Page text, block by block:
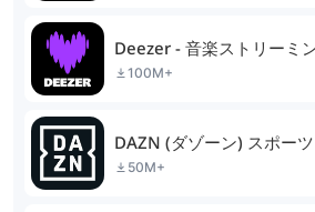
Deezer - 音楽ストリーミ
100M+
DAZN (ダゾーン) スポー
50M+